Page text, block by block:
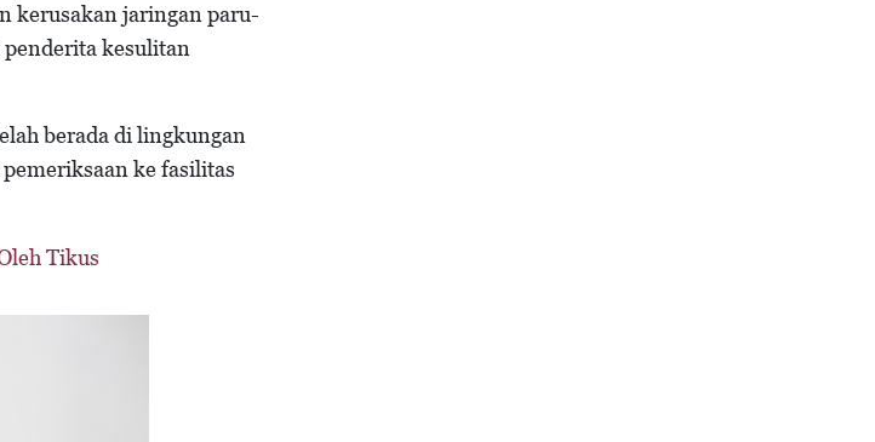
kerusakan jaringan paru-
kesulitan
berada di lingkungan
ke fasilitas
Tikus